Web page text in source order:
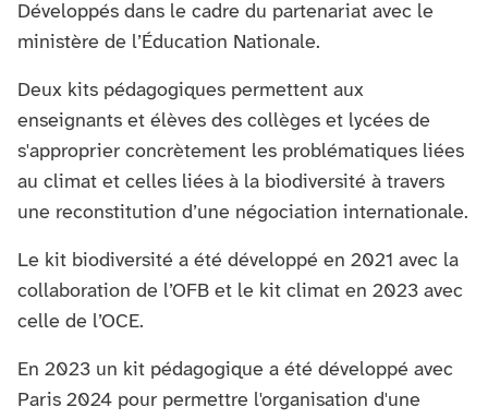
Développés dans le cadre du partenariat avec le
ministère de l’Éducation Nationale.
Deux kits pédagogiques permettent aux
enseignants et élèves des collèges et lycées de
s'approprier concrètement les problématiques liées
au climat et celles liées à la biodiversité à travers
une reconstitution d’une négociation internationale.
Le kit biodiversité a été développé en 2021 avec la
collaboration de l’OFB et le kit climat en 2023 avec
celle de l’OCE.
En 2023 un kit pédagogique a été développé avec
Paris 2024 pour permettre l'organisation d'une